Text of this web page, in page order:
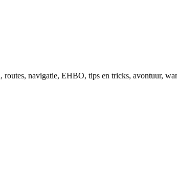
navigatie, EHBO, tips en tricks, avontuur,